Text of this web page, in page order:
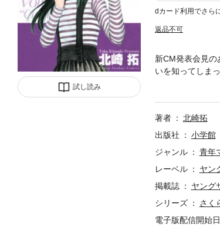
試し読み
dカード利用でさら
返品不可
新CM発表会見
いを知ってしま
て、それに気付
著者
北崎拓
出版社
小学館
ジャンル
青年
レーベル
ヤン
掲載誌
ヤング
シリーズ
さく
電子版配信開始日